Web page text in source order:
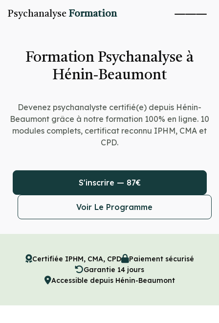
Psychanalyse Formation
Formation Psychanalyse à
Hénin-Beaumont
Devenez psychanalyste certifié(e) depuis Hénin-
Beaumont grâce à notre formation 100% en ligne. 10
modules complets, certificat reconnu IPHM, CMA et
CPD.
S'inscrire — 87€
Voir Le Programme
Certifiée IPHM, CMA, CPD
Paiement sécurisé
Garantie 14 jours
Accessible depuis Hénin-Beaumont